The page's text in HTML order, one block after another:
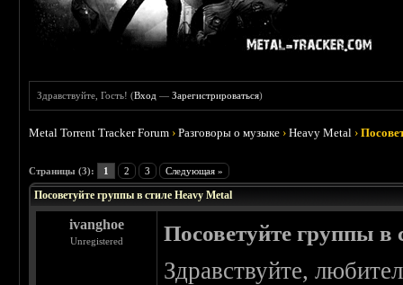
Здравствуйте, Гость! (Вход —Зарегистрироваться)
Metal Torrent Tracker Forum ›Разговоры о музыке ›Heavy Metal ›
Страницы (3): 1 2 3 Следующая »
Посоветуйте группы в стиле Heavy Metal
ivanghoe
Unregistered Посоветуйте группы в
Здравствуйте,